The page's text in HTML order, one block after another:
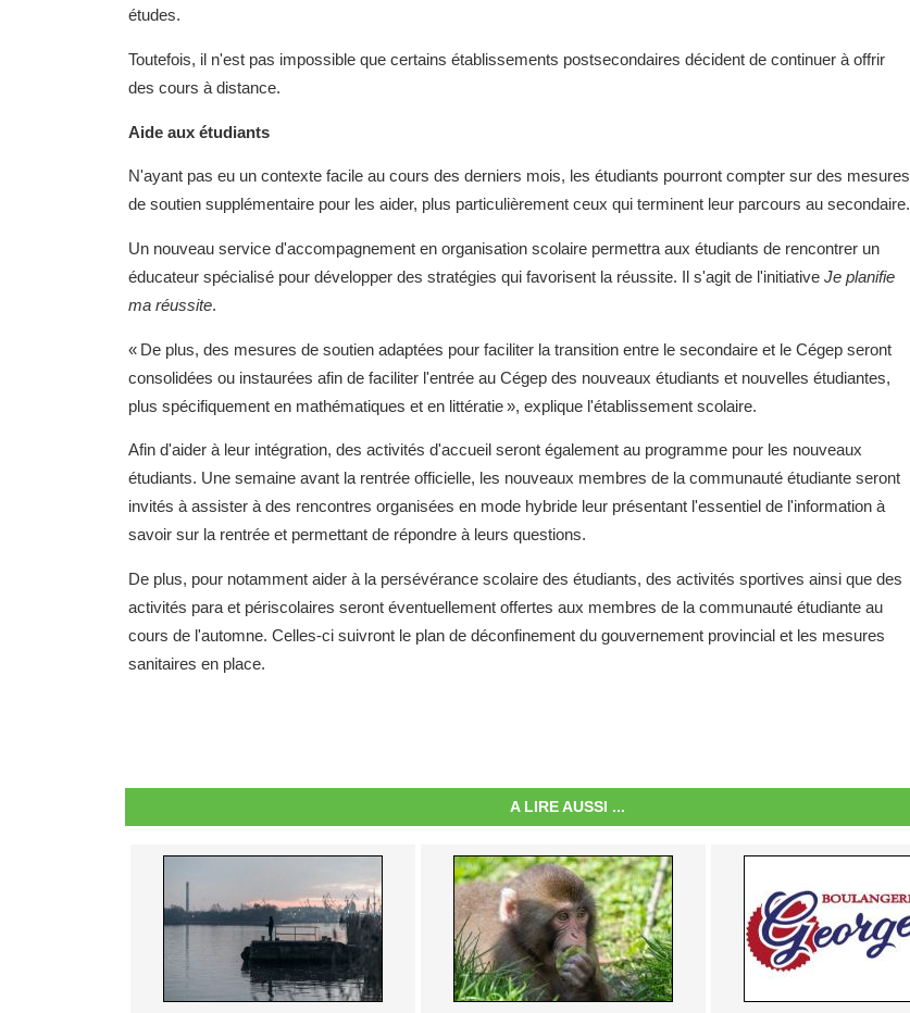
études.
Toutefois, il n'est pas impossible que certains établissements postsecondaires décident de continuer à offrir
des cours à distance.
Aide aux étudiants
N'ayant pas eu un contexte facile au cours des derniers mois, les étudiants pourront compter sur des mesures
de soutien supplémentaire pour les aider, plus particulièrement ceux qui terminent leur parcours au secondaire.
Un nouveau service d'accompagnement en organisation scolaire permettra aux étudiants de rencontrer un
éducateur spécialisé pour développer des stratégies qui favorisent la réussite. Il s'agit de l'initiative Je planifie
ma réussite.
« De plus, des mesures de soutien adaptées pour faciliter la transition entre le secondaire et le Cégep seront
consolidées ou instaurées afin de faciliter l'entrée au Cégep des nouveaux étudiants et nouvelles étudiantes,
plus spécifiquement en mathématiques et en littératie », explique l'établissement scolaire.
Afin d'aider à leur intégration, des activités d'accueil seront également au programme pour les nouveaux
étudiants. Une semaine avant la rentrée officielle, les nouveaux membres de la communauté étudiante seront
invités à assister à des rencontres organisées en mode hybride leur présentant l'essentiel de l'information à
savoir sur la rentrée et permettant de répondre à leurs questions.
De plus, pour notamment aider à la persévérance scolaire des étudiants, des activités sportives ainsi que des
activités para et périscolaires seront éventuellement offertes aux membres de la communauté étudiante au
cours de l'automne. Celles-ci suivront le plan de déconfinement du gouvernement provincial et les mesures
sanitaires en place.
A LIRE AUSSI ...